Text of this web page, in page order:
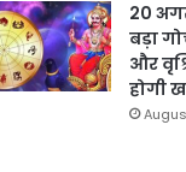
20
बड़ा
और
होगी